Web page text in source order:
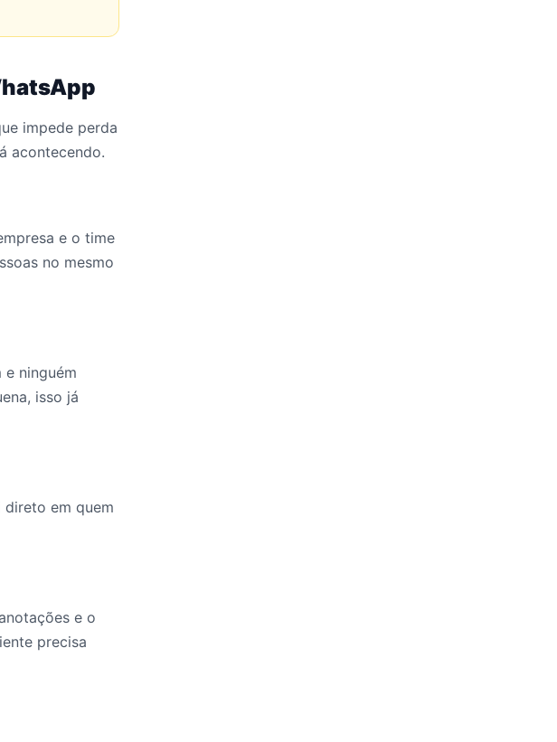
impede perda
acontecendo.
e o time
no mesmo
ninguém
isso já
em quem
e o
precisa